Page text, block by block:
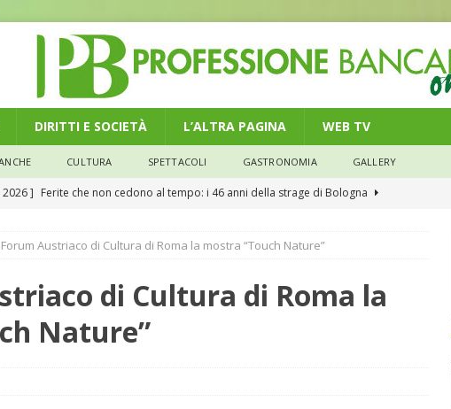
DIRITTI E SOCIETÀ L’ALTRA PAGINA WEB TV
CULTURA SPETTACOLI GASTRONOMIA GALLERY
] Ferite che non cedono al tempo: i 46 anni della strage di Bologna
] Marche: un modello di equilibrio nel credito. Debiti più leggeri e rate sotto
ECONOMIA
più leggeri
ECONOMIA
Austriaco di Cultura di Roma la mostra “Touch Nature”
di Cultura di Roma la
Nature”